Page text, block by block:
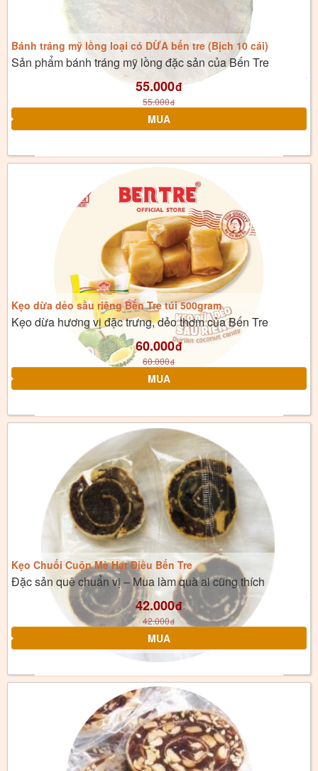
Bánh tráng mỹ lồng loại có DỪA bến tre (Bịch 10 cái)
Sản phẩm bánh tráng mỹ lồng đặc sản của Bến Tre
55.000đ
55.000đ
Kẹo dừa dẻo sầu riêng Bến Tre túi 500gram
Kẹo dừa hương vị đặc trưng, dẻo thơm của Bến Tre
60.000đ
60.000đ
Kẹo Chuối Cuộn Mè Hạt Điều Bến Tre
Đặc sản quê chuẩn vị – Mua làm quà ai cũng thích
42.000đ
42.000đ